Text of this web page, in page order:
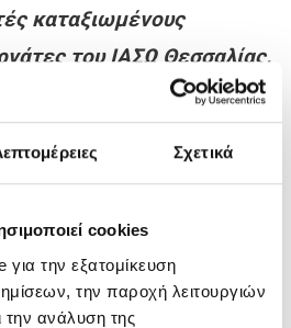
Σχετικά
cookies
την εξατομίκευση
την παροχή λειτουργιών
ανάλυση της
καταξιωμένους
του ΙΑΣΩ Θεσσαλίας.
μέσα από τις διαλέξεις
οι συνεργάτες ιατροί
ΙΑΣΩ Θεσσαλίας για τις
ΙΑΣΩ Θεσσαλίας, το
της Κεντρικής
πληροφορίας και οι